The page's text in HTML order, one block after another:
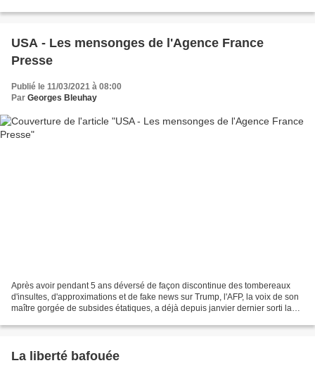
USA - Les mensonges de l'Agence France
Presse
Publié le 11/03/2021 à 08:00
Par Georges Bleuhay
Après avoir pendant 5 ans déversé de façon discontinue des tombereaux
d'insultes, d'approximations et de fake news sur Trump, l'AFP, la voix de son
maître gorgée de subsides étatiques, a déjà depuis janvier dernier sorti la
La liberté bafouée